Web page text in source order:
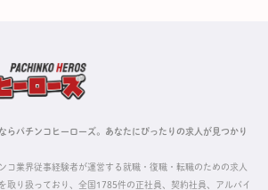
らパチンコヒーローズ。あなたにぴったりの求人が見つかり
コ業界従事経験者が運営する就職・復職・転職のための求人
取り扱っており、全国1785件の正社員、契約社員、アルバイ